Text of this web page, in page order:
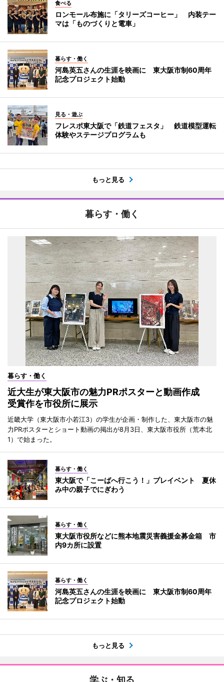
食べる
ロンモール布施に「タリーズコーヒー」 内装テー
マは「ものづくりと電車」
暮らす・働く
河島英五さんの生涯を映画に 東大阪市制60周年
記念プロジェクト始動
見る・遊ぶ
フレスポ東大阪で「鉄道フェスタ」 鉄道模型運転
体験やステージプログラムも
もっと見る
暮らす・働く
暮らす・働く
近大生が東大阪市の魅力PRポスターと動画作成
受賞作を市役所に展示
近畿大学（東大阪市小若江3）の学生が企画・制作した、東大阪市の魅
力PRポスターとショート動画の掲出が8月3日、東大阪市役所（荒本北
1）で始まった。
暮らす・働く
東大阪で「こーばへ行こう！」プレイベント 夏休
み中の親子でにぎわう
暮らす・働く
東大阪市役所などに熊本地震災害義援金募金箱 市
内9カ所に設置
暮らす・働く
河島英五さんの生涯を映画に 東大阪市制60周年
記念プロジェクト始動
もっと見る
学ぶ・知る